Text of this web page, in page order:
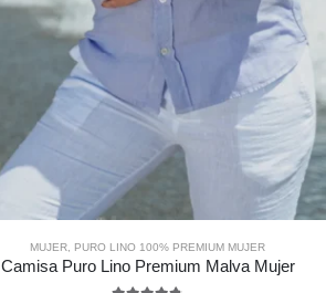
MUJER PURO LINO 100% PREMIUM MUJER
Camisa Puro Lino Premium Malva Mujer